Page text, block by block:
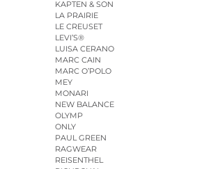
KAPTEN & SON
LA PRAIRIE
LE CREUSET
LEVI’S®
LUISA CERANO
MARC CAIN
MARC O’POLO
MEY
MONARI
NEW BALANCE
OLYMP
ONLY
PAUL GREEN
RAGWEAR
REISENTHEL